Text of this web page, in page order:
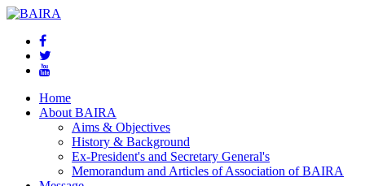
Home
About BAIRA
Aims & Objectives
History & Background
Ex-President's and Secretary General's
Memorandum and Articles of Association of BAIRA